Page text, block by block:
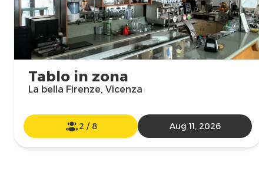
Tablo in zona
La bella Firenze, Vicenza
2 / 8 Aug 11, 2026